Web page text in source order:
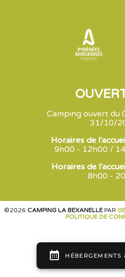
Camping ouvert du
31/10/
Horaires de
9h00 - 12h00 /
Horaires de
8h00 -
©2026 CAMPING LA BEXANELLEPAR
POLITIQUE DE